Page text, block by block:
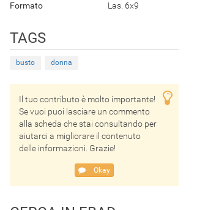
Formato
Las. 6x9
TAGS
busto donna
Il tuo contributo è molto importante!
Se vuoi puoi lasciare un commento
alla scheda che stai consultando per
aiutarci a migliorare il contenuto
delle informazioni. Grazie!
Okay